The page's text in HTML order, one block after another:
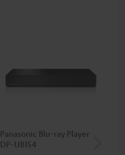
Panasonic Blu-ray Player
DP-UB154